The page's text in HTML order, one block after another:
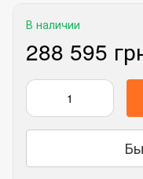
В наличии
288 595